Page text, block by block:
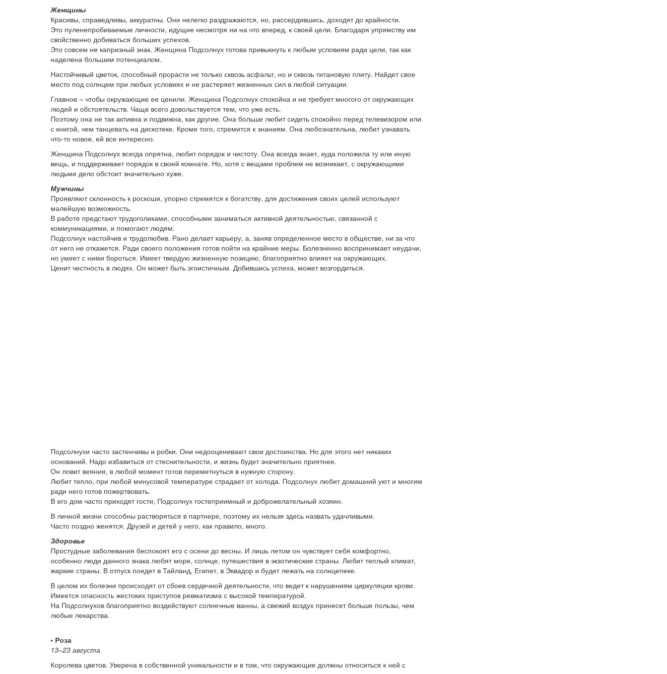
Женщины
Красивы, справедливы, аккуратны. Они нелегко раздражаются, но, рассердившись, доходят до крайности.
Это пуленепробиваемые личности, идущие несмотря ни на что вперед, к своей цели. Благодаря упрямству им
свойственно добиваться больших успехов.
Это совсем не капризный знак. Женщина Подсолнух готова привыкнуть к любым условиям ради цели, так как
наделена большим потенциалом.
Настойчивый цветок, способный прорасти не только сквозь асфальт, но и сквозь титановую плиту. Найдет свое
место под солнцем при любых условиях и не растеряет жизненных сил в любой ситуации.
Главное – чтобы окружающие ее ценили. Женщина Подсолнух спокойна и не требует многого от окружающих
людей и обстоятельств. Чаще всего довольствуется тем, что уже есть.
Поэтому она не так активна и подвижна, как другие. Она больше любит сидеть спокойно перед телевизором или
с книгой, чем танцевать на дискотеке. Кроме того, стремится к знаниям. Она любознательна, любит узнавать
что-то новое, ей все интересно.
Женщина Подсолнух всегда опрятна, любит порядок и чистоту. Она всегда знает, куда положила ту или иную
вещь, и поддерживает порядок в своей комнате. Но, хотя с вещами проблем не возникает, с окружающими
людьми дело обстоит значительно хуже.
Мужчины
Проявляют склонность к роскоши, упорно стремятся к богатству, для достижения своих целей используют
малейшую возможность.
В работе предстают трудоголиками, способными заниматься активной деятельностью, связанной с
коммуникациями, и помогают людям.
Подсолнух настойчив и трудолюбив. Рано делает карьеру, а, заняв определенное место в обществе, ни за что
от него не откажется. Ради своего положения готов пойти на крайние меры. Болезненно воспринимает неудачи,
но умеет с ними бороться. Имеет твердую жизненную позицию, благоприятно влияет на окружающих.
Ценит честность в людях. Он может быть эгоистичным. Добившись успеха, может возгордиться.
Подсолнухи часто застенчивы и робки. Они недооценивают свои достоинства. Но для этого нет никаких
оснований. Надо избавиться от стеснительности, и жизнь будет значительно приятнее.
Он ловит веяния, в любой момент готов переметнуться в нужную сторону.
Любит тепло, при любой минусовой температуре страдает от холода. Подсолнух любит домашний уют и многим
ради него готов пожертвовать.
В его дом часто приходят гости, Подсолнух гостеприимный и доброжелательный хозяин.
В личной жизни способны растворяться в партнере, поэтому их нельзя здесь назвать удачливыми.
Часто поздно женятся. Друзей и детей у него, как правило, много.
Здоровье
Простудные заболевания беспокоят его с осени до весны. И лишь летом он чувствует себя комфортно,
особенно люди данного знака любят море, солнце, путешествия в экзотические страны. Любит теплый климат,
жаркие страны. В отпуск поедет в Тайланд, Египет, в Эквадор и будет лежать на солнцепеке.
В целом их болезни происходят от сбоев сердечной деятельности, что ведет к нарушениям циркуляции крови.
Имеется опасность жестоких приступов ревматизма с высокой температурой.
На Подсолнухов благоприятно воздействуют солнечные ванны, а свежий воздух принесет больше пользы, чем
любые лекарства.
• Роза
13–23 августа
Королева цветов. Уверена в собственной уникальности и в том, что окружающие должны относиться к ней с